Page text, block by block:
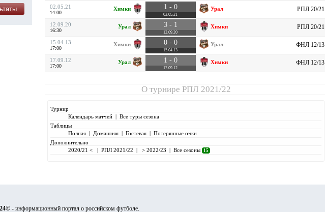
02.05.21
14:00
Химки 1 - 0
02.05.21
Урал РПЛ 20/21
12.09.20
16:30
Урал 3 - 1
12.09.20
Химки РПЛ 20/21
15.04.13
17:00
Химки 0 - 0
15.04.13
Урал ФНЛ 12/13
17.09.12
17:00
Урал 1 - 0
17.09.12
Химки ФНЛ 12/13
О турнире РПЛ 2021/22
Турнир
Календарь матчей| Все туры сезона
Таблицы
Полная| Домашняя| Гостевая| Потерянные очки
Дополнительно
2020/21 <
| РПЛ 2021/22 | > 2022/23 | Все сезоны 15
- информационный портал о российском футболе.